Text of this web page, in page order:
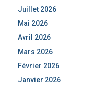
Juillet 2026
Mai 2026
Avril 2026
Mars 2026
Février 2026
Janvier 2026